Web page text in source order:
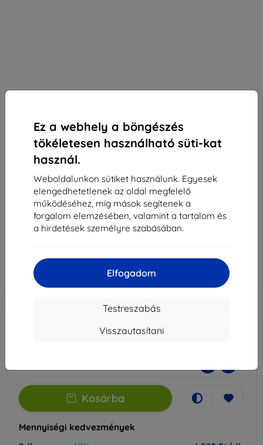
Ez a webhely a böngészés
tökéletesen használható süti-kat
használ.
Weboldalunkon sütiket használunk. Egyesek
elengedhetetlenek az oldal megfelelő
működéséhez, míg mások segítenek a
forgalom elemzésében, valamint a tartalom és
a hirdetések személyre szabásában.
Elfogadom
Testreszabás
Visszautasítani
3mk Silky Matt Privacy védőfólia Samsung Galaxy
A54 5G-hez
Alkalmas: Samsung Galaxy A54
5 089 Ft
4 580 Ft
Ár ÁFA nelkül
Kosárba
Mennyiségi kedvezmények